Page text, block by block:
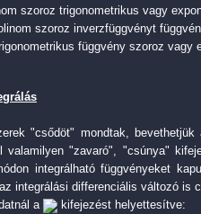
szoroz trigonometrikus vagy
szoroz inverzfüggvényt
függvény szoroz vagy
"csődöt" mondtak,
valamilyen "zavaró", "csúnya"
integrálható függvényeket
integrálási differenciális változó is
a
kifejezést helyettesítve: